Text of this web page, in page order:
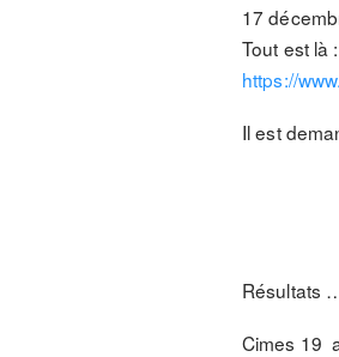
17
Tout est là :
https://
Il est
Résultats
Cimes 19